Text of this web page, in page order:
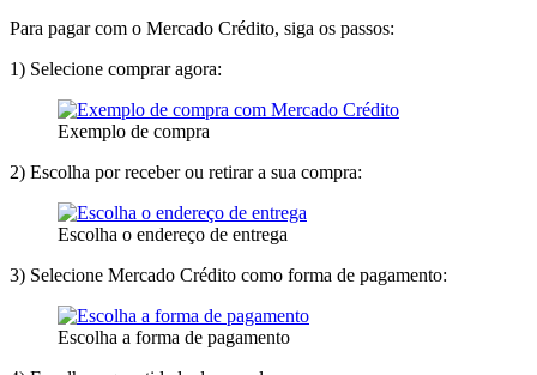
Para pagar com o Mercado Crédito, siga os passos:
1) Selecione comprar agora:
Exemplo de compra
2) Escolha por receber ou retirar a sua compra:
Escolha o endereço de entrega
3) Selecione Mercado Crédito como forma de pagamento:
Escolha a forma de pagamento